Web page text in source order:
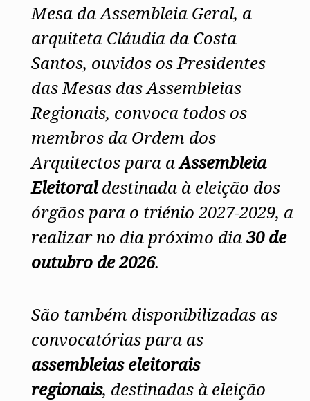
Mesa da Assembleia Geral, a
arquiteta Cláudia da Costa
Santos, ouvidos os Presidentes
das Mesas das Assembleias
Regionais, convoca todos os
membros da Ordem dos
Arquitectos para aAssembleia
Eleitoraldestinada à eleição dos
órgãos para o triénio 2027-2029, a
realizar no dia próximo dia30 de
outubro de 2026.
São também disponibilizadas as
convocatórias para as
assembleias eleitorais
regionais, destinadas à eleição